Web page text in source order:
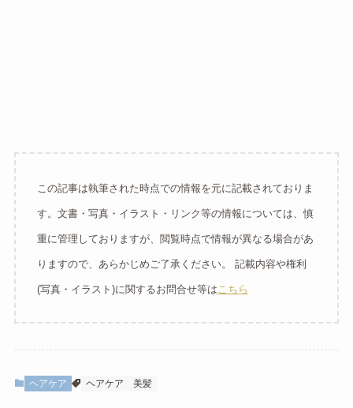
この記事は執筆された時点での情報を元に記載されておりま
す。文書・写真・イラスト・リンク等の情報については、慎
重に管理しておりますが、閲覧時点で情報が異なる場合があ
りますので、あらかじめご了承ください。 記載内容や権利
(写真・イラスト)に関するお問合せ等はこちら
ヘアケア ヘアケア 美髪